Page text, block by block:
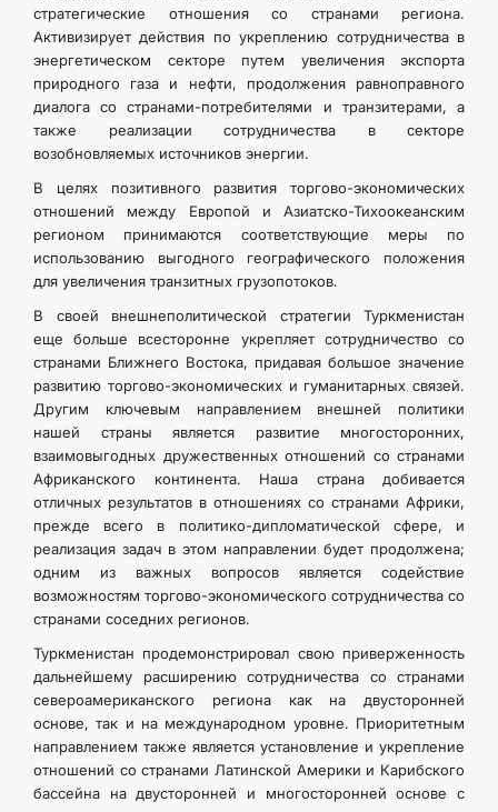
стратегические отношения со странами региона.
Активизирует действия по укреплению сотрудничества в
энергетическом секторе путем увеличения экспорта
природного газа и нефти, продолжения равноправного
диалога со странами-потребителями и транзитерами, а
также реализации сотрудничества в секторе
возобновляемых источников энергии.
В целях позитивного развития торгово-экономических
отношений между Европой и Азиатско-Тихоокеанским
регионом принимаются соответствующие меры по
использованию выгодного географического положения
для увеличения транзитных грузопотоков.
В своей внешнеполитической стратегии Туркменистан
еще больше всесторонне укрепляет сотрудничество со
странами Ближнего Востока, придавая большое значение
развитию торгово-экономических и гуманитарных связей.
Другим ключевым направлением внешней политики
нашей страны является развитие многосторонних,
взаимовыгодных дружественных отношений со странами
Африканского континента. Наша страна добивается
отличных результатов в отношениях со странами Африки,
прежде всего в политико-дипломатической сфере, и
реализация задач в этом направлении будет продолжена;
одним из важных вопросов является содействие
возможностям торгово-экономического сотрудничества со
странами соседних регионов.
Туркменистан продемонстрировал свою приверженность
дальнейшему расширению сотрудничества со странами
североамериканского региона как на двусторонней
основе, так и на международном уровне. Приоритетным
направлением также является установление и укрепление
отношений со странами Латинской Америки и Карибского
бассейна на двусторонней и многосторонней основе с